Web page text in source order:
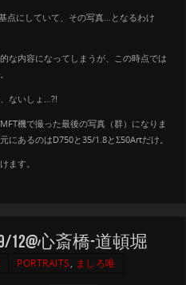
点にしていて、その写真…となるわけ
な内容になってしまうが、この時点では
ないしょ…?!
機で撮った最後の写真（群）になりま
にあるのはD750と35/1.8とΣ50Artだけ。
ます。
12@心斎橋-道頓堀
PORTRAITS, ましろ唯